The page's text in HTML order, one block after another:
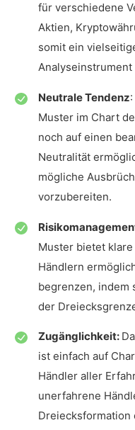
für verschiedene
Aktien,
somit ein
Analyseinstrument
Neutrale Tendenz
Muster im Chart
noch auf einen
Neutralität
mögliche
vorzubereiten.
Muster bietet
Händlern
begrenzen, indem
der
Zugänglichkeit:
ist einfach auf
Händler aller
unerfahrene
Dreiecksformation